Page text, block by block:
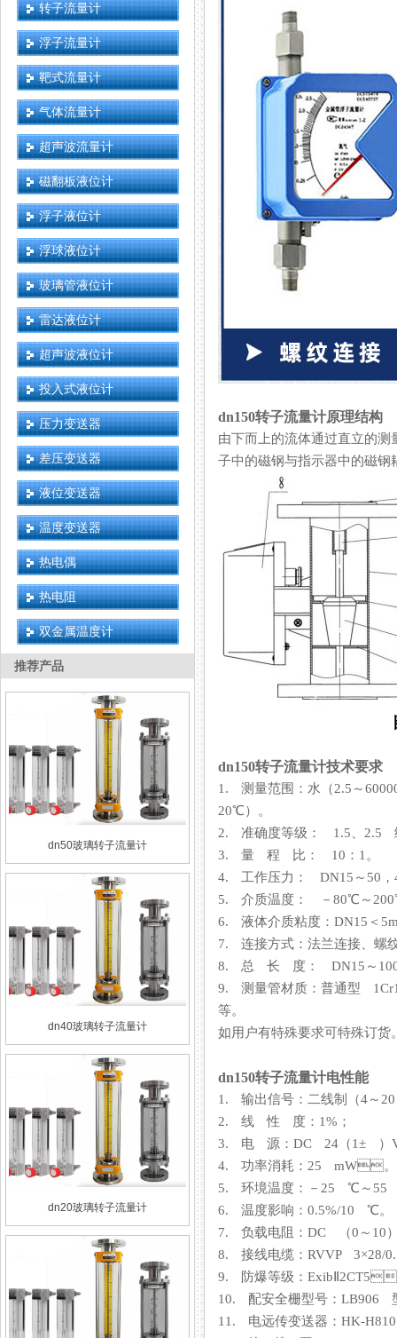
转子流量计
浮子流量计
靶式流量计
气体流量计
超声波流量计
磁翻板液位计
浮子液位计
浮球液位计
玻璃管液位计
雷达液位计
超声波液位计
投入式液位计
压力变送器
差压变送器
液位变送器
温度变送器
热电偶
热电阻
双金属温度计
推荐产品
dn50玻璃转子流量计
dn40玻璃转子流量计
dn20玻璃转子流量计
dn150转子流量计原理结构
由下而上的流体通过直立的测量
子中的磁钢与指示器中的磁钢耦
dn150转子流量计技术要求
1. 测量范围：水（2.5～
20℃）。
2. 准确度等级： 1.5、2.5
3. 量 程 比： 10：1。
4. 工作压力： DN15～50，
5. 介质温度： －80℃～
6. 液体介质粘度：DN15＜
7. 连接方式：法兰连接
8. 总 长 度： DN15～100
9. 测量管材质：普通
等。
如用户有特殊要求可特殊订货
dn150转子流量计电性能
1. 输出信号：二线制（4
2. 线 性 度：1%；
3. 电 源：DC 24（1± ）
4. 功率消耗：25 mW。
5. 环境温度：－25 ℃～55
6. 温度影响：0.5%/10 ℃。
7. 负载电阻：DC （0
8. 接线电缆：RVVP
9. 防爆等级：
10. 配安全栅型号：LB906 型
11. 电远传变送器：HK-H810